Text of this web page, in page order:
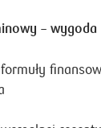
–